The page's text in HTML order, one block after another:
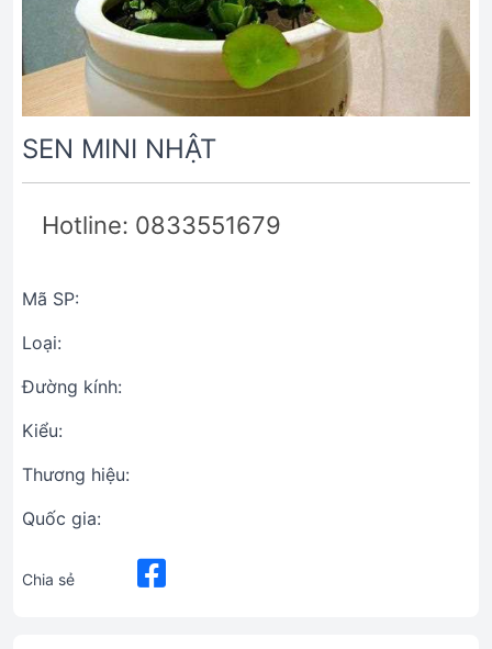
SEN MINI NHẬT
Hotline: 0833551679
Mã SP:
Loại:
Đường kính:
Kiểu:
Thương hiệu:
Quốc gia:
Chia sẻ